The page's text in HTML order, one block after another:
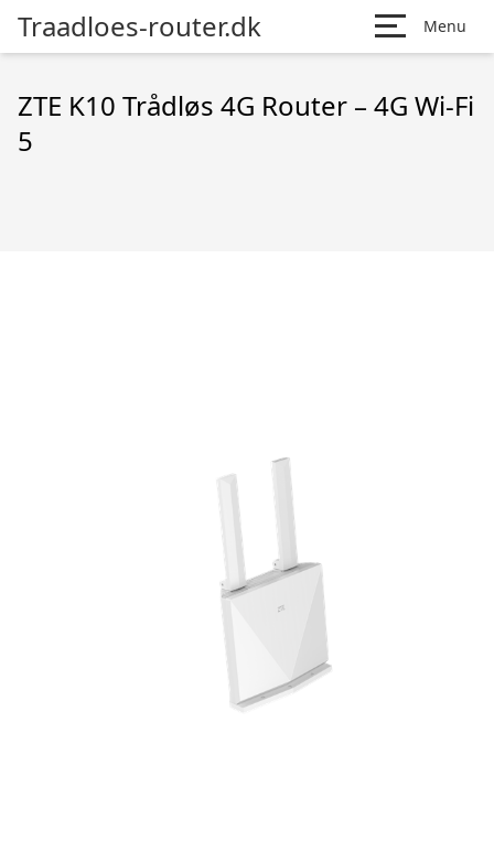
Traadloes-router.dk Menu
ZTE K10 Trådløs 4G Router – 4G Wi-Fi
5